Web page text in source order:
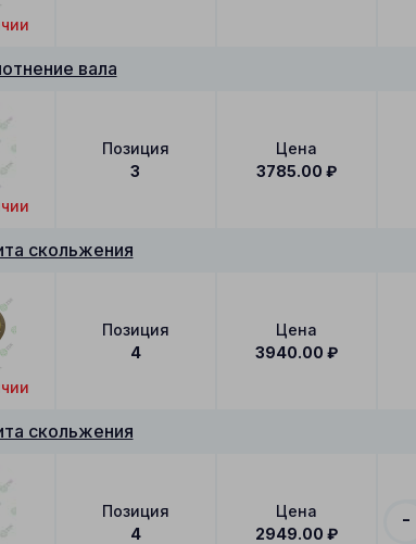
вала
Позиция
3
Цена
3785.00 ₽
скольжения
Позиция
4
Цена
3940.00 ₽
скольжения
Позиция
4
Цена
2949.00 ₽
-